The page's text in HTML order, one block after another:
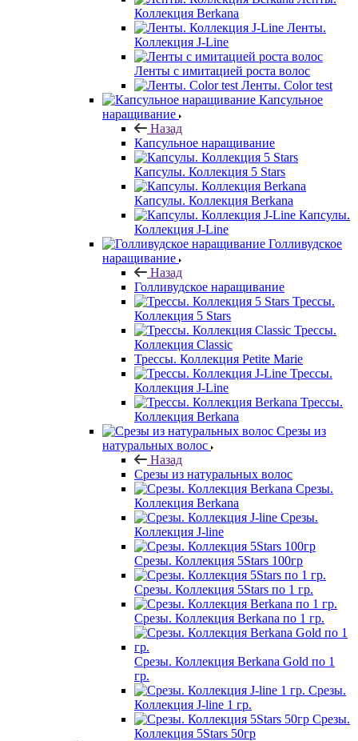
Коллекция Berkana
Ленты.
Коллекция J-Line
Ленты с имитацией роста волос
Ленты. Color test
Капсульное
наращивание
Назад
Капсульное наращивание
Капсулы. Коллекция 5 Stars
Капсулы. Коллекция Berkana
Капсулы.
Коллекция J-Line
Голливудское
наращивание
Назад
Голливудское наращивание
Трессы.
Коллекция 5 Stars
Трессы.
Коллекция Classic
Трессы. Коллекция Petite Marie
Трессы.
Коллекция J-Line
Трессы.
Коллекция Berkana
Срезы из
натуральных волос
Назад
Срезы из натуральных волос
Срезы.
Коллекция Berkana
Срезы.
Коллекция J-line
Срезы. Коллекция 5Stars 100гр
Срезы. Коллекция 5Stars по 1 гр.
Срезы. Коллекция Berkana по 1 гр.
Срезы. Коллекция Berkana Gold по 1
гр.
Срезы.
Коллекция J-line 1 гр.
Срезы.
Коллекция 5Stars 50гр